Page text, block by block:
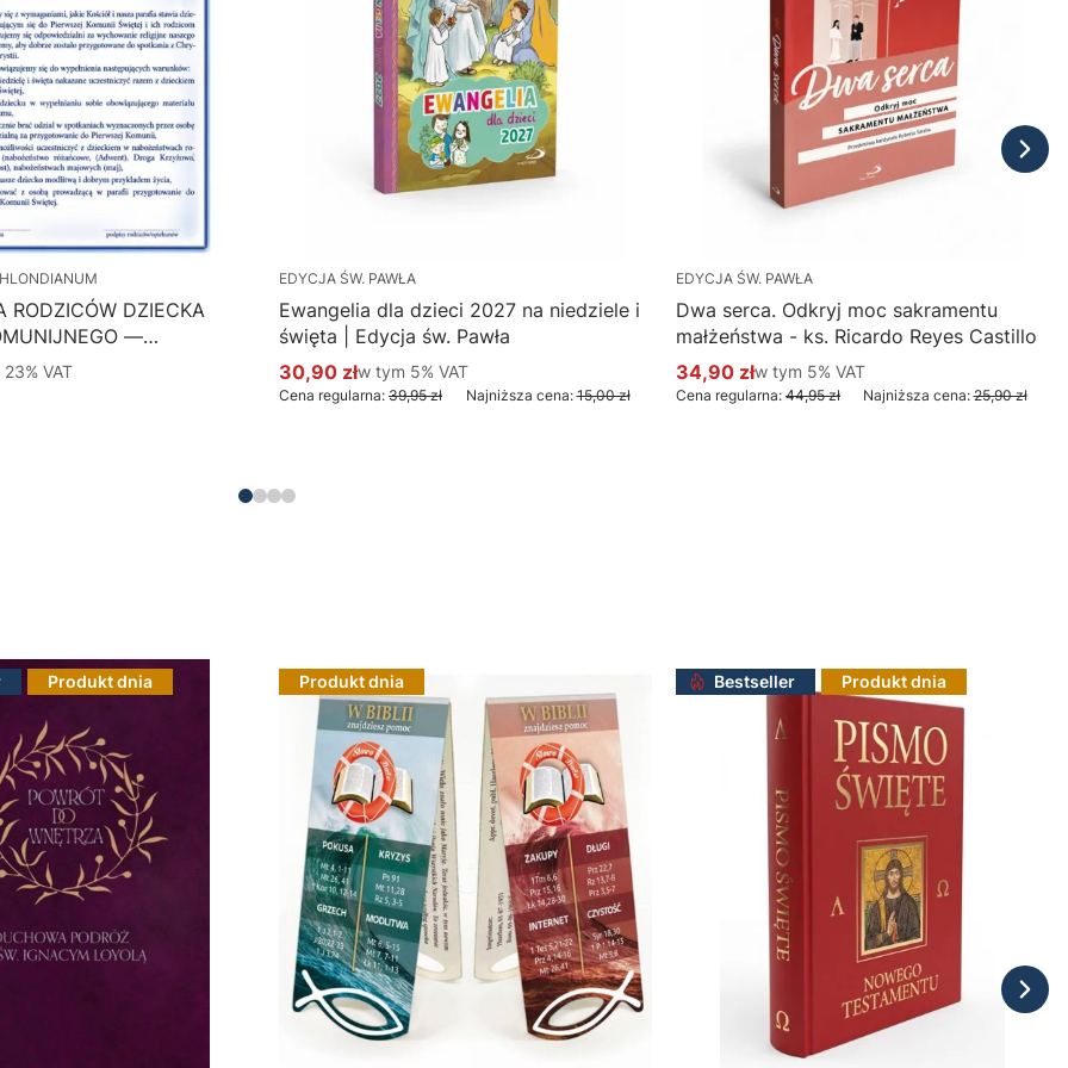
RODZICÓW DZIECKA
—
Hlondianum - druk
50 szt.
VAT
23% VAT
EDYCJA ŚW. PAWŁA
Ewangelia dla dzieci 2027 na niedziele i
święta | Edycja św. Pawła
Cena promocyjna brutto
30,90 złw tym %s VAT
w tym 5% VAT
Cena regularna: 39,95 zł Najniższa cena: 15,00 zł
EDYCJA ŚW. PAWŁA
Dwa serca. Odkryj moc sakramentu
małżeństwa - ks. Ricardo Reyes Castillo
Cena promocyjna brutto
34,90 złw tym %s VAT
w tym 5% VAT
Cena regularna: 44,95 zł Najniższa cena: 25,90 zł
Produkt dnia Produkt dnia Bestseller Produkt dnia